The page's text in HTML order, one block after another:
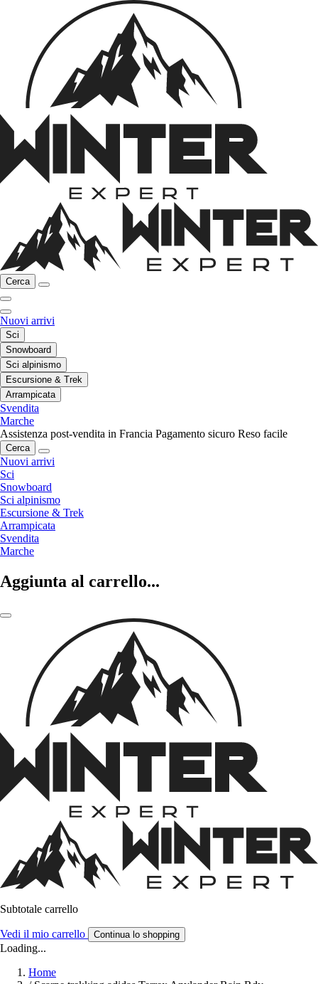
Cerca
Nuovi arrivi
Sci
Snowboard
Sci alpinismo
Escursione & Trek
Arrampicata
Svendita
Marche
Assistenza post-vendita in Francia Pagamento sicuro Reso facile
Cerca
Nuovi arrivi
Sci
Snowboard
Sci alpinismo
Escursione & Trek
Arrampicata
Svendita
Marche
Aggiunta al carrello...
Subtotale carrello
Vedi il mio carrello Continua lo shopping
Loading...
Home